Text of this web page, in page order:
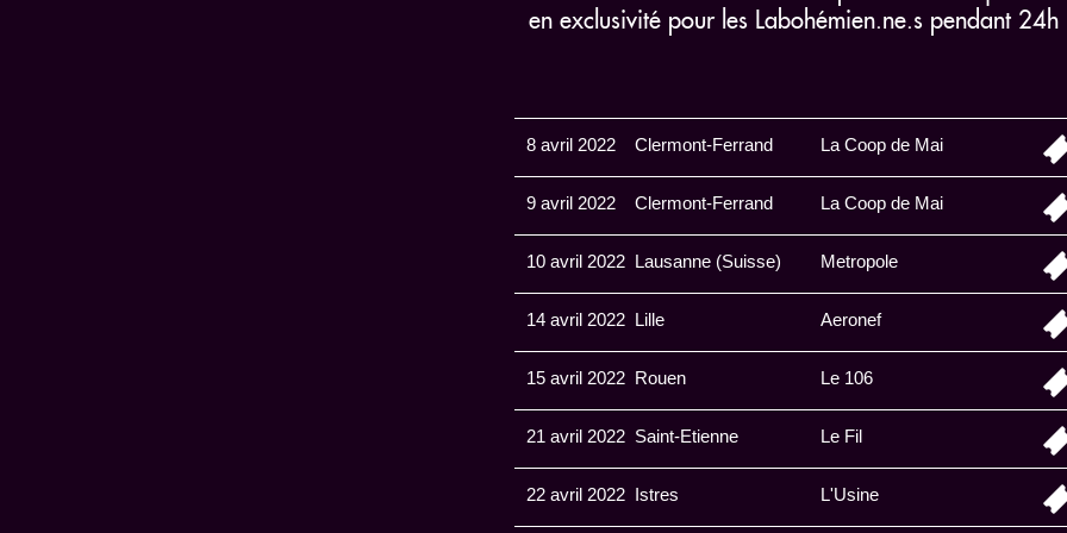
en exclusivité pour les Labohémien.ne.s pendant 24h
8 avril 2022 Clermont-Ferrand La Coop de Mai
9 avril 2022 Clermont-Ferrand La Coop de Mai
10 avril 2022 Lausanne (Suisse) Metropole
14 avril 2022 Lille Aeronef
15 avril 2022 Rouen Le 106
21 avril 2022 Saint-Etienne Le Fil
22 avril 2022 Istres L'Usine